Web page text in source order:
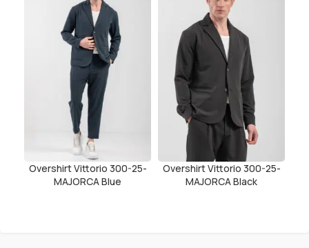
Overshirt Vittorio 300-25-
MAJORCA Blue
Overshirt Vittorio 300-25-
MAJORCA Black